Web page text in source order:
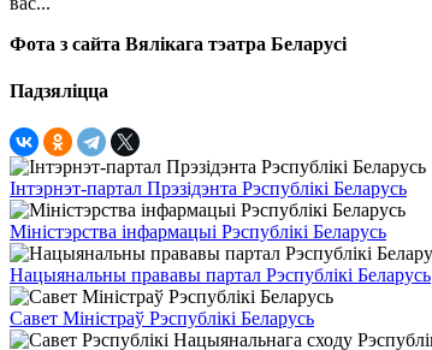
Фота з сайта Вялікага тэатра Беларусі
Падзяліцца
Інтэрнэт-партал Прэзідэнта Рэспублікі Беларусь
Міністэрства інфармацыі Рэспублікі Беларусь
Нацыянальны прававы партал Рэспублікі Беларусь
Савет Міністраў Рэспублікі Беларусь